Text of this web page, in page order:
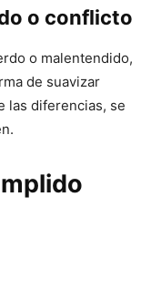
o conflicto
o malentendido,
de suavizar
las diferencias, se